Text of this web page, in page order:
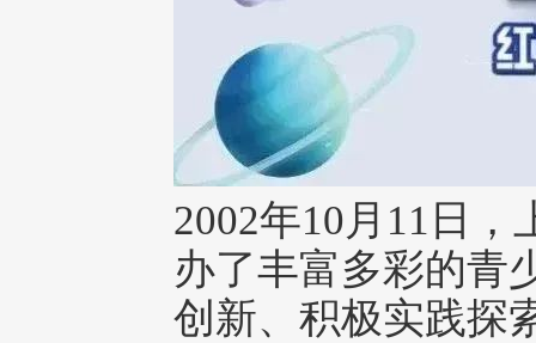
2002年10月11日
办了丰富多彩的青
创新、积极实践探